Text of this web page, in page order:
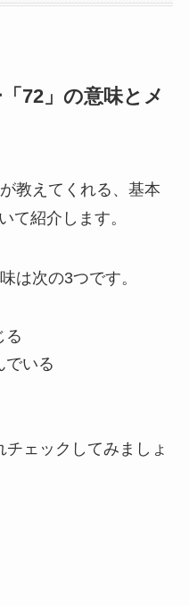
72」の意味とメ
教えてくれる、基本
て紹介します。
は次の3つです。
る
でいる
ェックしてみましょ